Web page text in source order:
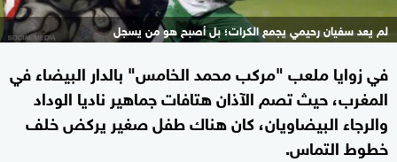
لم يعد سفيان رحيمي يجمع الكرات؛ بل أصبح هو من يسجل
في زوايا ملعب "مركب محمد الخامس" بالدار البيضاء في
المغرب، حيث تصم الآذان هتافات جماهير ناديا الوداد
والرجاء البيضاويان، كان هناك طفل صغير يركض خلف
خطوط التماس.